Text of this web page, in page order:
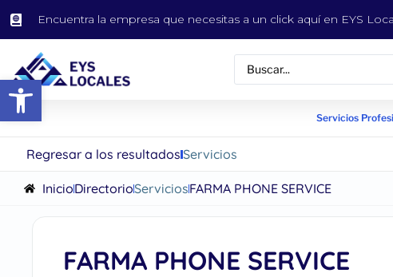
Abrir barra de herramientas
Encuentra la empresa que necesitas a un click aquí en EYS
Servicios
Regresar a los resultadosServicios
InicioDirectorioServiciosFARMA PHONE SERVICE
FARMA PHONE SERVICE